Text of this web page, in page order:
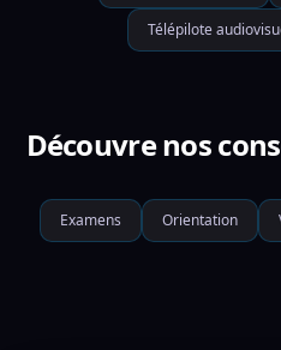
Télépilote
Découvre nos
Examens Orientation